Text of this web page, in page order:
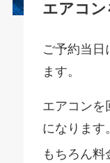
エアコン
ご予約当日
ます。
エアコンを
になります。
もちろん料